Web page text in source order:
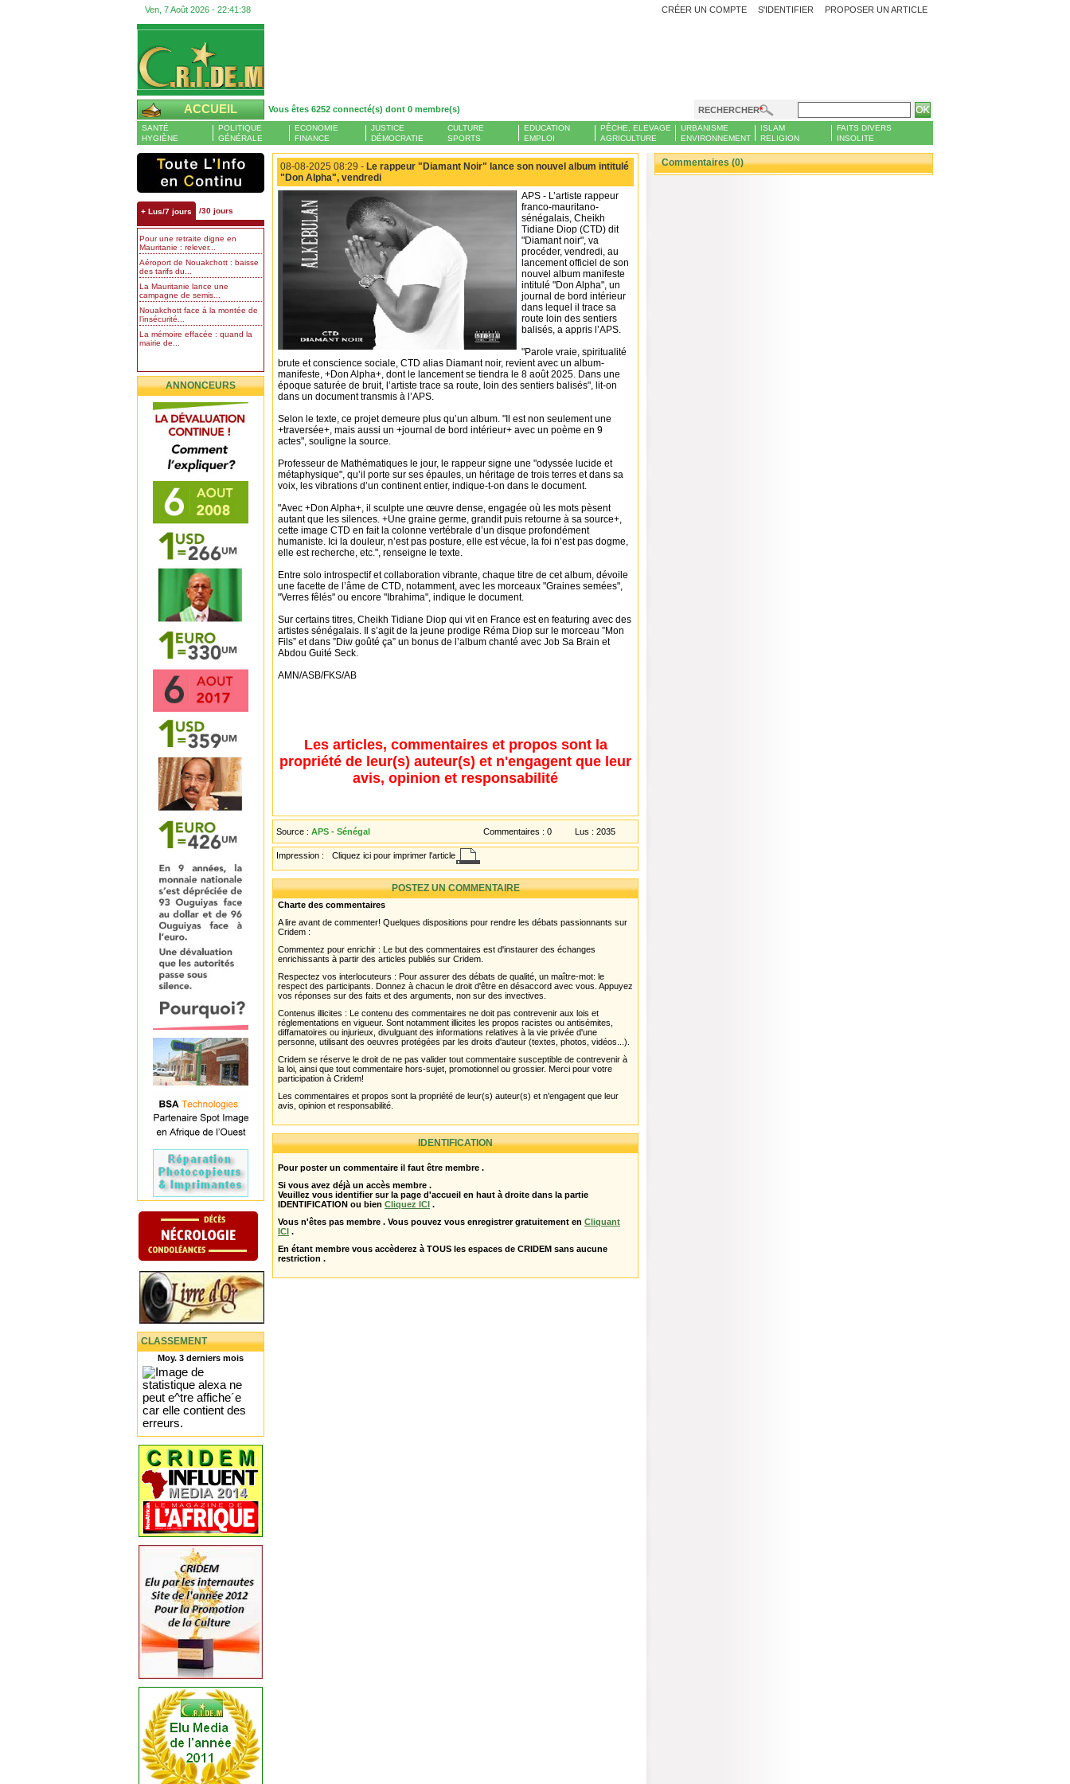
Ven, 7 Août 2026 - 22:41:38 PROPOSER UN ARTICLE
CRÉER UN COMPTE S'IDENTIFIER
ACCUEIL Vous êtes 6252 connecté(s) dont 0 membre(s) RECHERCHER
SANTÉ
HYGIÈNE
POLITIQUE
GÉNÉRALE
ECONOMIE
FINANCE
JUSTICE
DÉMOCRATIE
CULTURE
SPORTS
EDUCATION
EMPLOI
PÊCHE, ELEVAGE
AGRICULTURE
URBANISME
ENVIRONNEMENT
ISLAM
RELIGION
FAITS DIVERS
INSOLITE
+ Lus/7 jours /30 jours
Pour une retraite digne en
Mauritanie : relever...
Aéroport de Nouakchott : baisse
des tarifs du...
La Mauritanie lance une
campagne de semis...
Nouakchott face à la montée de
l’insécurité...
La mémoire effacée : quand la
mairie de...
ANNONCEURS
CLASSEMENT
Moy. 3 derniers mois
08-08-2025 08:29 - Le rappeur "Diamant Noir" lance son nouvel album intitulé
"Don Alpha", vendredi
APS - L’artiste rappeur
franco-mauritano-
sénégalais, Cheikh
Tidiane Diop (CTD) dit
"Diamant noir", va
procéder, vendredi, au
lancement officiel de son
nouvel album manifeste
intitulé "Don Alpha", un
journal de bord intérieur
dans lequel il trace sa
route loin des sentiers
balisés, a appris l’APS.
"Parole vraie, spiritualité
brute et conscience sociale, CTD alias Diamant noir, revient avec un album-
manifeste, +Don Alpha+, dont le lancement se tiendra le 8 août 2025. Dans une
époque saturée de bruit, l’artiste trace sa route, loin des sentiers balisés", lit-on
dans un document transmis à l’APS.
Selon le texte, ce projet demeure plus qu’un album. "Il est non seulement une
+traversée+, mais aussi un +journal de bord intérieur+ avec un poème en 9
actes", souligne la source.
Professeur de Mathématiques le jour, le rappeur signe une "odyssée lucide et
métaphysique", qu’il porte sur ses épaules, un héritage de trois terres et dans sa
voix, les vibrations d’un continent entier, indique-t-on dans le document.
"Avec +Don Alpha+, il sculpte une œuvre dense, engagée où les mots pèsent
autant que les silences. +Une graine germe, grandit puis retourne à sa source+,
cette image CTD en fait la colonne vertébrale d’un disque profondément
humaniste. Ici la douleur, n’est pas posture, elle est vécue, la foi n’est pas dogme,
elle est recherche, etc.", renseigne le texte.
Entre solo introspectif et collaboration vibrante, chaque titre de cet album, dévoile
une facette de l’âme de CTD, notamment, avec les morceaux "Graines semées",
"Verres fêlés" ou encore "Ibrahima", indique le document.
Sur certains titres, Cheikh Tidiane Diop qui vit en France est en featuring avec des
artistes sénégalais. Il s’agit de la jeune prodige Réma Diop sur le morceau ”Mon
Fils” et dans ”Diw goûté ça” un bonus de l’album chanté avec Job Sa Brain et
Abdou Guité Seck.
AMN/ASB/FKS/AB
Les articles, commentaires et propos sont la
propriété de leur(s) auteur(s) et n'engagent que leur
avis, opinion et responsabilité
Source : APS - Sénégal Commentaires : 0 Lus : 2035
Impression : Cliquez ici pour imprimer l'article
POSTEZ UN COMMENTAIRE
Charte des commentaires
A lire avant de commenter! Quelques dispositions pour rendre les débats passionnants sur
Cridem :
Commentez pour enrichir : Le but des commentaires est d'instaurer des échanges
enrichissants à partir des articles publiés sur Cridem.
Respectez vos interlocuteurs : Pour assurer des débats de qualité, un maître-mot: le
respect des participants. Donnez à chacun le droit d'être en désaccord avec vous. Appuyez
vos réponses sur des faits et des arguments, non sur des invectives.
Contenus illicites : Le contenu des commentaires ne doit pas contrevenir aux lois et
réglementations en vigueur. Sont notamment illicites les propos racistes ou antisémites,
diffamatoires ou injurieux, divulguant des informations relatives à la vie privée d'une
personne, utilisant des oeuvres protégées par les droits d'auteur (textes, photos, vidéos...).
Cridem se réserve le droit de ne pas valider tout commentaire susceptible de contrevenir à
la loi, ainsi que tout commentaire hors-sujet, promotionnel ou grossier. Merci pour votre
participation à Cridem!
Les commentaires et propos sont la propriété de leur(s) auteur(s) et n'engagent que leur
avis, opinion et responsabilité.
IDENTIFICATION
Pour poster un commentaire il faut être membre .
Si vous avez déjà un accès membre .
Veuillez vous identifier sur la page d'accueil en haut à droite dans la partie
IDENTIFICATION ou bien Cliquez ICI .
Vous n'êtes pas membre . Vous pouvez vous enregistrer gratuitement en Cliquant
ICI .
En étant membre vous accèderez à TOUS les espaces de CRIDEM sans aucune
restriction .
Commentaires (0)